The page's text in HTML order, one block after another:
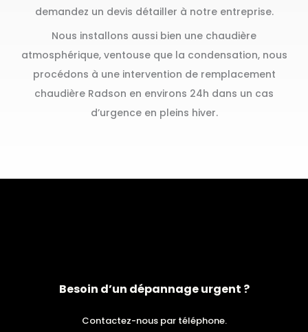
demandez un devis détailler à notre entreprise.
Nous installons aussi bien une chaudière
atmosphérique, ventouse que la condensation, nous
procédons à une intervention de remplacement
chaudière Radson en environs 24h dans un cas
d’urgence en pleins hiver.
Besoin d’un dépannage urgent ?
Contactez-nous par téléphone.